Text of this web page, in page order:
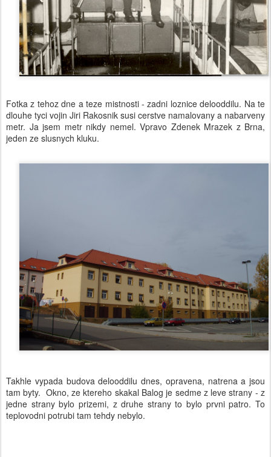
Fotka z tehoz dne a teze mistnosti - zadni loznice delooddilu. Na te
dlouhe tyci vojin Jiri Rakosnik susi cerstve namalovany a nabarveny
metr. Ja jsem metr nikdy nemel. Vpravo Zdenek Mrazek z Brna,
jeden ze slusnych kluku.
Takhle vypada budova delooddilu dnes, opravena, natrena a jsou
tam byty. Okno, ze ktereho skakal Balog je sedme z leve strany - z
jedne strany bylo prizemi, z druhe strany to bylo prvni patro. To
teplovodni potrubi tam tehdy nebylo.